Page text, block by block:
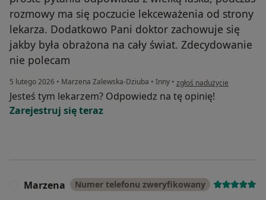
rozmowy ma się poczucie lekceważenia od strony
lekarza. Dodatkowo Pani doktor zachowuje się
jakby była obrażona na cały świat. Zdecydowanie
nie polecam
5 lutego 2026 • Marzena Zalewska-Dziuba • Inny • w opinii użytkownika
zgłoś nadużycie
Jesteś tym lekarzem? Odpowiedz na tę opinię!
Zarejestruj się teraz
Marzena Numer telefonu zweryfikowany